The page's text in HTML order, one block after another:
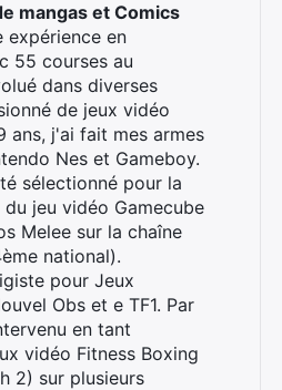
mangas et Comics
expérience en
55 courses au
dans diverses
de jeux vidéo
ans, j'ai fait mes armes
Nes et Gameboy.
sélectionné pour la
jeu vidéo Gamecube
Melee sur la chaîne
national).
pour Jeux
Obs et e TF1. Par
en tant
vidéo Fitness Boxing
2) sur plusieurs